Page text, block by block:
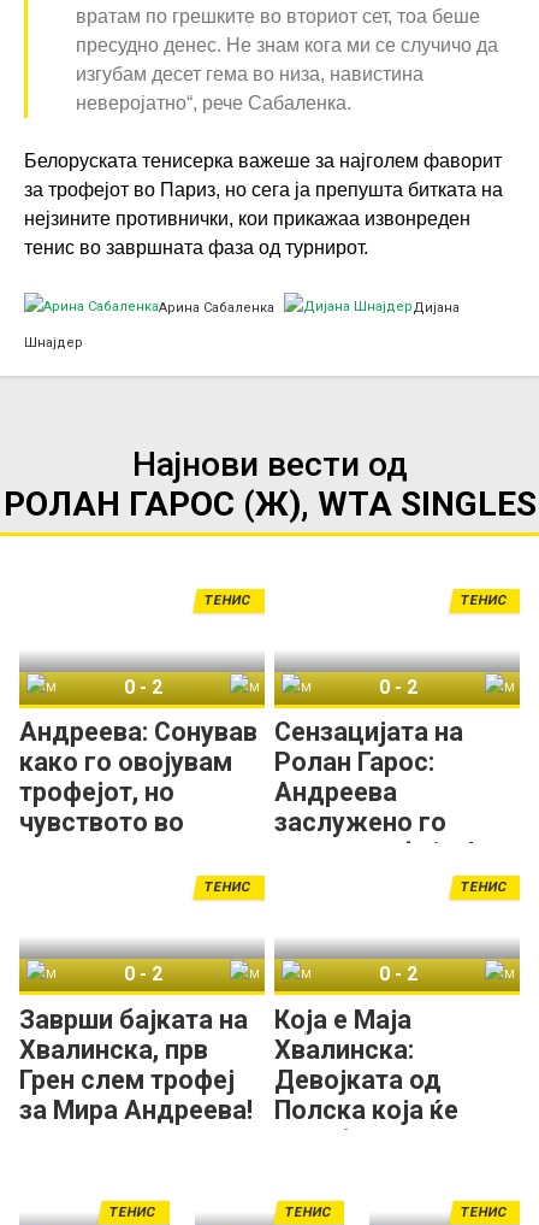
вратам по грешките во вториот сет, тоа беше
пресудно денес. Не знам кога ми се случичо да
изгубам десет гема во низа, навистина
неверојатно“, рече Сабаленка.
Белоруската тенисерка важеше за најголем фаворит
за трофејот во Париз, но сега ја препушта битката на
нејзините противнички, кои прикажаа извонреден
тенис во завршната фаза од турнирот.
Арина Сабаленка Дијана
Шнајдер
Најнови вести од
РОЛАН ГАРОС (Ж), WTA SINGLES
Андреева: Сонував
како го овојувам
трофејот, но
чувството во
ТЕНИС
0- 2
Сензацијата на
Ролан Гарос:
Андреева
заслужено го
освои трофејот!
ТЕНИС
0 - 2
Заврши бајката на
Хвалинска, прв
Грен слем трофеј
за Мира Андреева!
ТЕНИС
0-2
Која е Маја
Хвалинска:
Девојката од
Полска која ќе
игра финале на РГ
ТЕНИС
0-2
ТЕНИС ТЕНИС ТЕНИС